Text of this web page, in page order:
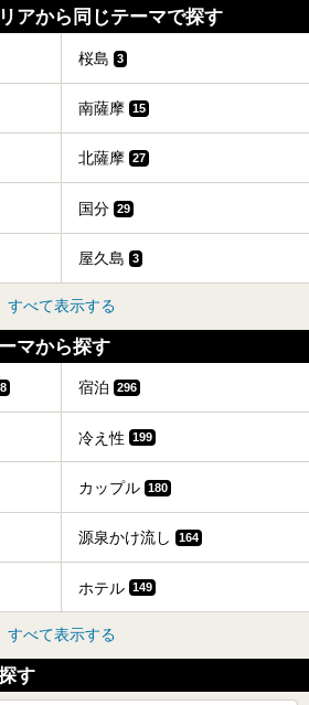
アから同じテーマで探す
桜島 3
南薩摩 15
北薩摩 27
国分 29
屋久島 3
すべて表示する
マから探す
宿泊 296
冷え性 199
カップル 180
源泉かけ流し 164
ホテル 149
すべて表示する
す